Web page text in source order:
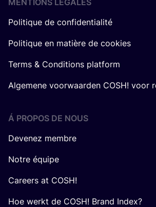
MENTIONS LÉGALES
Politique de confidentialité
Politique en matière de cookies
Terms & Conditions platform
Algemene voorwaarden COSH! voor
Á PROPOS DE NOUS
Devenez membre
Notre équipe
Careers at COSH!
Hoe werkt de COSH! Brand Index?